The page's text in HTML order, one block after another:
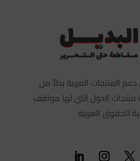
المنتجات العربية بدلاً من
منتجات الدول التي لها مواقف
للحقوق العربية